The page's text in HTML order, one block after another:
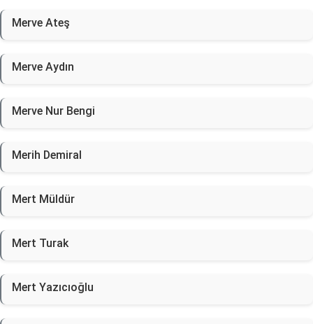
Merve Ateş
Merve Aydın
Merve Nur Bengi
Merih Demiral
Mert Müldür
Mert Turak
Mert Yazıcıoğlu